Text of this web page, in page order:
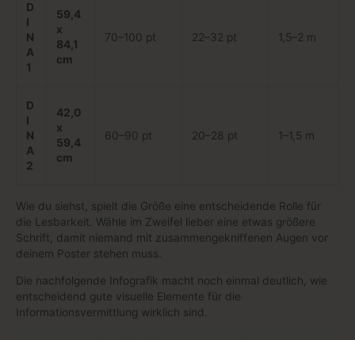
D
I
N
A
1
59,4
x
84,1
cm
70–100 pt 22–32 pt 1,5–2 m
D
I
N
A
2
42,0
x
59,4
cm
60–90 pt 20–28 pt 1–1,5 m
Wie du siehst, spielt die Größe eine entscheidende Rolle für
die Lesbarkeit. Wähle im Zweifel lieber eine etwas größere
Schrift, damit niemand mit zusammengekniffenen Augen vor
deinem Poster stehen muss.
Die nachfolgende Infografik macht noch einmal deutlich, wie
entscheidend gute visuelle Elemente für die
Informationsvermittlung wirklich sind.